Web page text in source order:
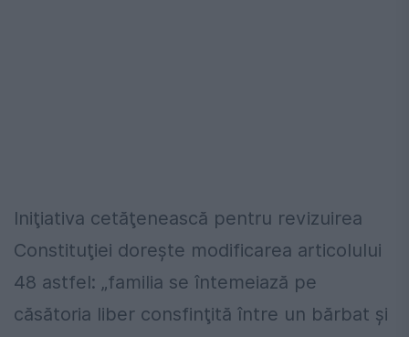
Iniţiativa cetăţenească pentru revizuirea
Constituţiei dorește modificarea articolului
48 astfel: „familia se întemeiază pe
căsătoria liber consfinţită între un bărbat şi